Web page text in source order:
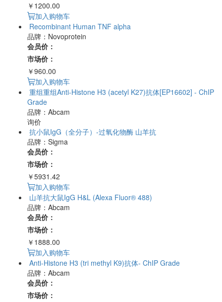
￥1200.00
加入购物车
Recombinant Human TNF alpha
品牌：Novoprotein
会员价：
市场价：
￥960.00
加入购物车
重组重组Anti-Histone H3 (acetyl K27)抗体[EP16602] - ChIP
Grade
品牌：Abcam
询价
抗小鼠IgG（全分子）-过氧化物酶 山羊抗
品牌：Sigma
会员价：
市场价：
￥5931.42
加入购物车
山羊抗大鼠IgG H&L (Alexa Fluor® 488)
品牌：Abcam
会员价：
市场价：
￥1888.00
加入购物车
Anti-Histone H3 (tri methyl K9)抗体- ChIP Grade
品牌：Abcam
会员价：
市场价：